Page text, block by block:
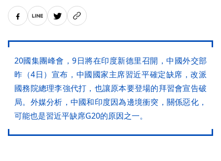
20國集團峰會，9日將在印度新德里召開，中國外交部
昨（4日）宣布，中國國家主席習近平確定缺席，改派
國務院總理李強代打，也讓原本要登場的拜習會宣告破
局。外媒分析，中國和印度因為邊境衝突，關係惡化，
可能也是習近平缺席G20的原因之一。